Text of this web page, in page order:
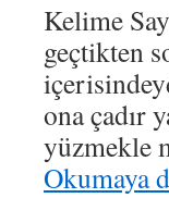
Kelime
geçtikten
ona çadır
yüzmekle
Okumaya